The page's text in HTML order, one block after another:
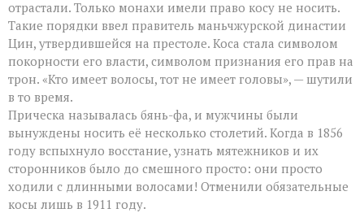
отрастали. Только монахи имели право косу не носить.
Такие порядки ввел правитель маньчжурской династии
Цин, утвердившейся на престоле. Коса стала символом
покорности его власти, символом признания его прав на
трон. «Кто имеет волосы, тот не имеет головы», — шутили
в то время.
Прическа называлась бянь-фа, и мужчины были
вынуждены носить её несколько столетий. Когда в 1856
году вспыхнуло восстание, узнать мятежников и их
сторонников было до смешного просто: они просто
ходили с длинными волосами! Отменили обязательные
косы лишь в 1911 году.